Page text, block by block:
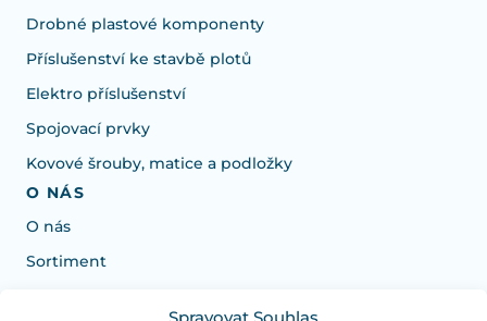
Drobné plastové komponenty
Příslušenství ke stavbě plotů
Elektro příslušenství
Spojovací prvky
Kovové šrouby, matice a podložky
O NÁS
O nás
Sortiment